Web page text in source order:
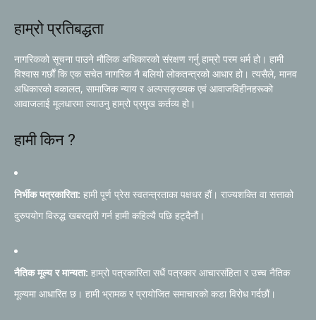
हाम्रो प्रतिबद्धता
नागरिकको सूचना पाउने मौलिक अधिकारको संरक्षण गर्नु हाम्रो परम धर्म हो। हामी
विश्वास गर्छौं कि एक सचेत नागरिक नै बलियो लोकतन्त्रको आधार हो। त्यसैले, मानव
अधिकारको वकालत, सामाजिक न्याय र अल्पसङ्ख्यक एवं आवाजविहीनहरूको
आवाजलाई मूलधारमा ल्याउनु हाम्रो प्रमुख कर्तव्य हो।
हामी किन ?
निर्भीक पत्रकारिता: हामी पूर्ण प्रेस स्वतन्त्रताका पक्षधर हौं। राज्यशक्ति वा सत्ताको
दुरुपयोग विरुद्ध खबरदारी गर्न हामी कहिल्यै पछि हट्दैनौं।
नैतिक मूल्य र मान्यता: हाम्रो पत्रकारिता सधैं पत्रकार आचारसंहिता र उच्च नैतिक
मूल्यमा आधारित छ। हामी भ्रामक र प्रायोजित समाचारको कडा विरोध गर्दछौं।